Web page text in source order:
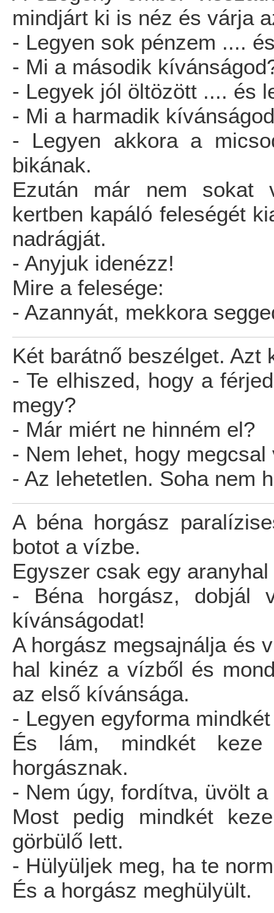
mindjárt ki is néz és várja
- Legyen sok pénzem ....
- Mi a második
- Legyek jól öltözött .... és
- Mi a harmadik
- Legyen akkora a
bikának.
Ezután már nem sokat
kertben kapáló feleségét
nadrágját.
- Anyjuk idenézz!
Mire a felesége:
- Azannyát, mekkora
Két barátnő beszélget. Azt
- Te elhiszed, hogy a
megy?
- Már miért ne hinném el?
- Nem lehet, hogy megcsal
- Az lehetetlen. Soha nem
A béna horgász
botot a vízbe.
Egyszer csak egy
- Béna horgász, dobjál
kívánságodat!
A horgász megsajnálja és
hal kinéz a vízből és
az első kívánsága.
- Legyen egyforma
És lám, mindkét
horgásznak.
- Nem úgy, fordítva, üvölt
Most pedig mindkét
görbülő lett.
- Hülyüljek meg, ha te
És a horgász meghülyült.